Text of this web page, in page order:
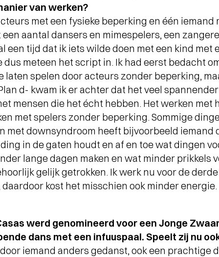
TERUGBLIK LUCAS EN
ARTHUR JUSSEN MET
ACADEMY OF ST. MARTIN IN
THE FIELDS- Terugblik Lucas en
Arthur Jussen met Academy of St.
Martin in the Fields
van werken?
met een fysieke beperking en één iemand
aantal dansers en mimespelers, een
een tijd dat ik iets wilde doen met een kind met
meteen het script in. Ik had eerst bedacht
laten spelen door acteurs zonder beperking,
d- kwam ik er achter dat het veel
mensen die het écht hebben. Het werken met
met spelers zonder beperking. Sommige
met downsyndroom heeft bijvoorbeeld iemand
in de gaten houdt en af en toe wat dingen
lange dagen maken en wat minder prikkels
gelijk getrokken. Ik werk nu voor de
kost het misschien ook minder energie.
werd genomineerd voor een Jonge
dans met een infuuspaal. Speelt zij nu
iemand anders gedanst, ook een prachtige